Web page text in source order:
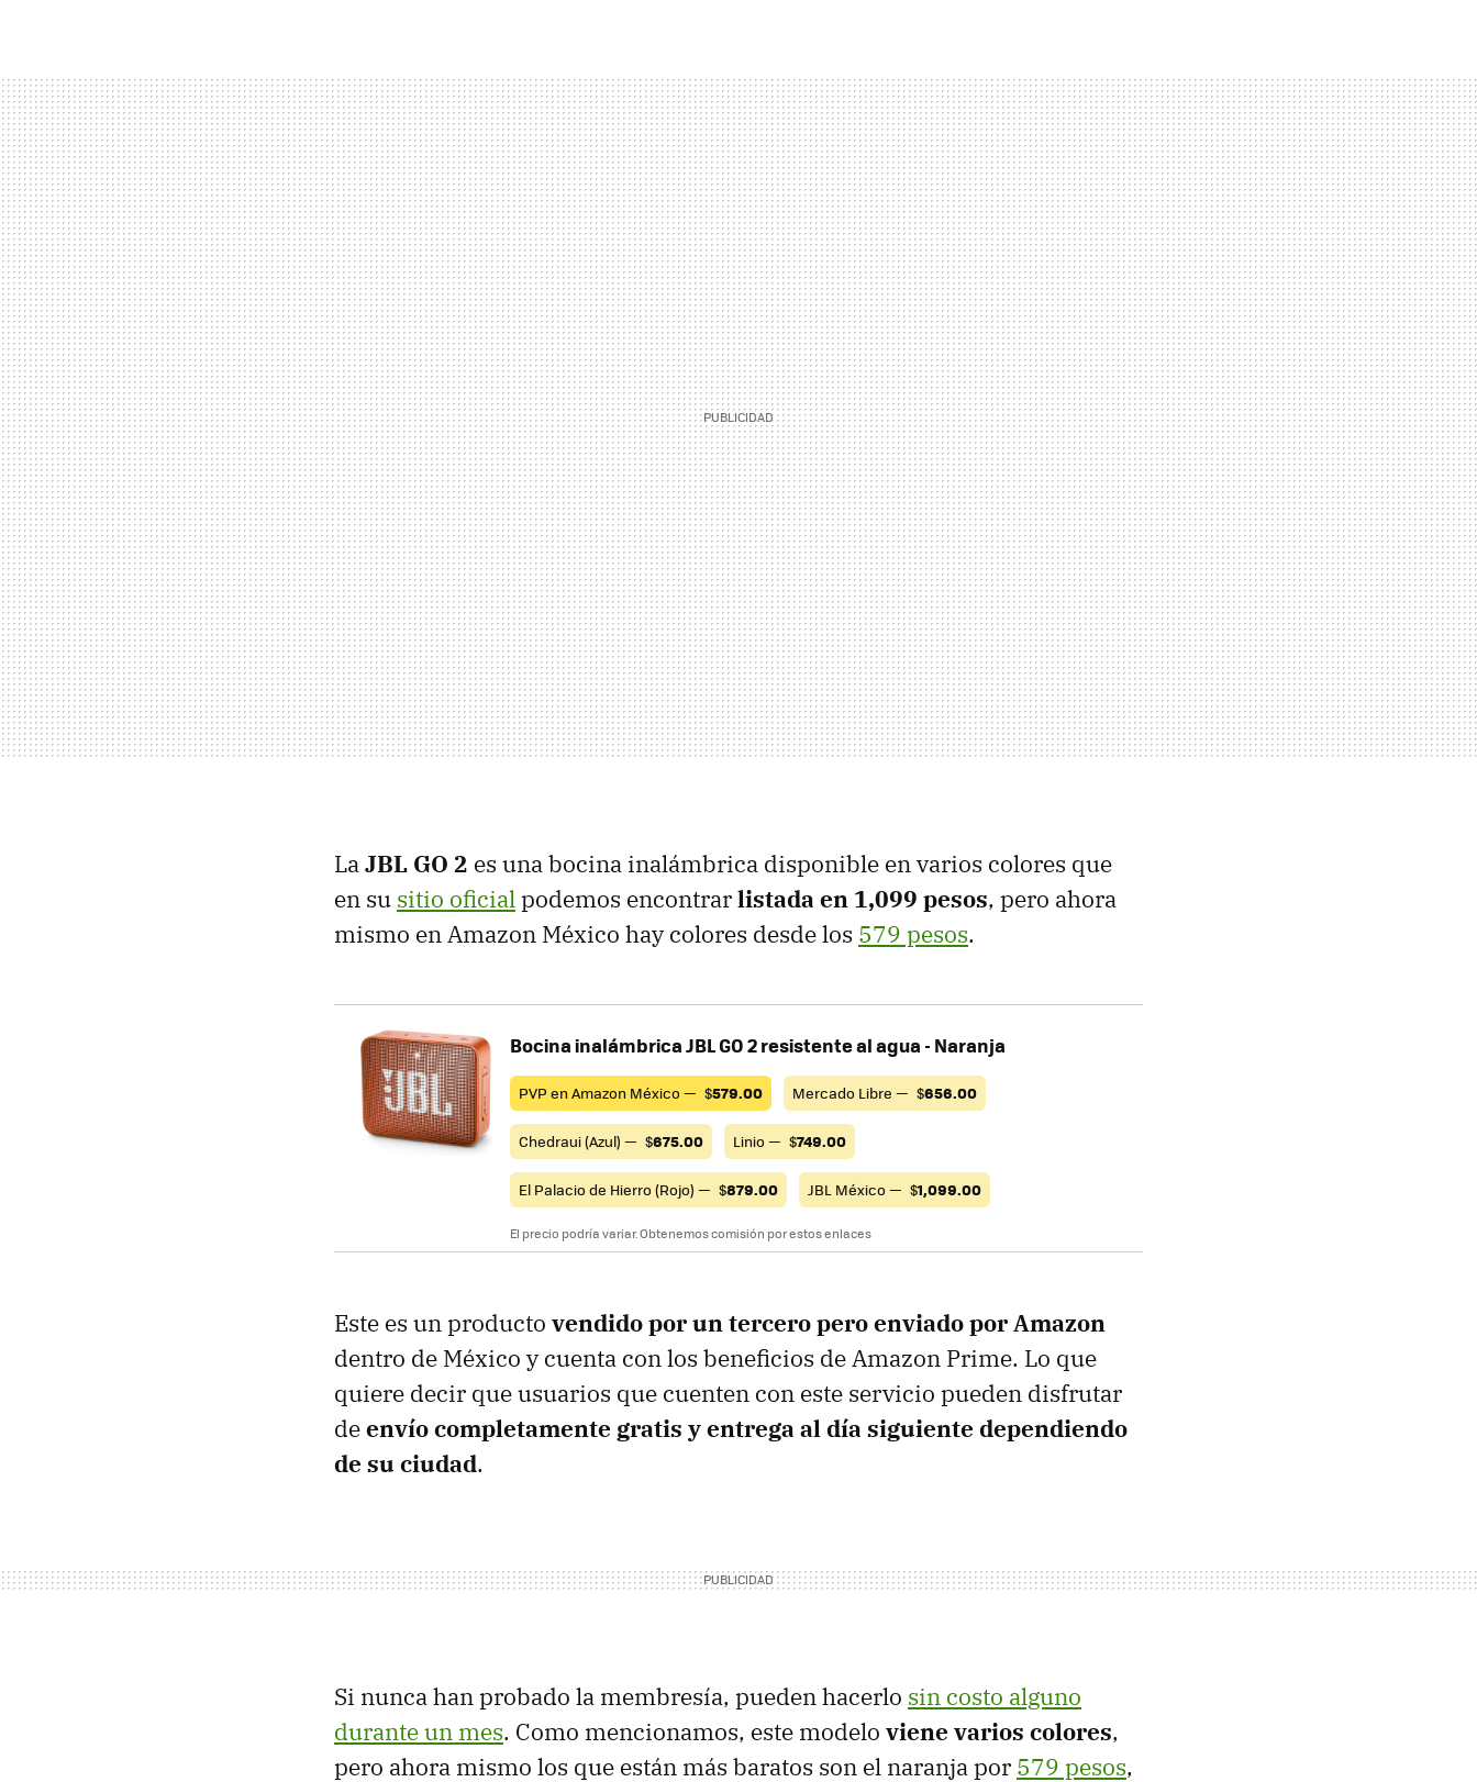
LaJBL GO 2 es una bocina inalámbrica disponible en varios colores que
en su sitio oficialpodemos encontrarlistada en 1,099 pesos, pero ahora
mismo en Amazon México hay colores desde los 579 pesos.
Bocina inalámbrica JBL GO 2 resistente al agua - Naranja
PVP en Amazon México — $579.00 Mercado Libre — $656.00
Chedraui (Azul) — $675.00 Linio — $749.00
El Palacio de Hierro (Rojo) — $879.00 JBL México — $1,099.00
El precio podría variar. Obtenemos comisión por estos enlaces
Este es un producto vendido por un tercero pero enviado por Amazon
dentro de México y cuenta con los beneficios de Amazon Prime. Lo que
quiere decir que usuarios que cuenten con este servicio pueden disfrutar
deenvío completamente gratis y entrega al día siguiente dependiendo
de su ciudad.
Si nunca han probado la membresía, pueden hacerlo sin costo alguno
durante un mes. Como mencionamos, este modelo viene varios colores,
pero ahora mismo los que están más baratos son el naranja por 579 pesos,